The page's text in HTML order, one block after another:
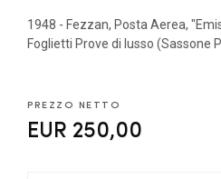
1948 - Fezzan, Posta Aerea,
Foglietti Prove di lusso (Sassone
PREZZO NETTO
EUR 250,00